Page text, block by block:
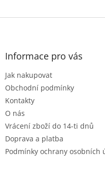
Z
Informace pro vás
Jak nakupovat
Obchodní podmínky
Kontakty
O nás
Vrácení zboží do 14-ti dnů
Doprava a platba
Podmínky ochrany osobních